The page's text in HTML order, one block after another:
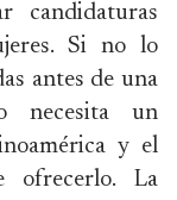
candidaturas
Si no lo
antes de una
necesita un
y el
ofrecerlo. La